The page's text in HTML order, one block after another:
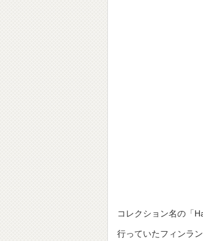
コレクション名の「
行っていたフィンラ